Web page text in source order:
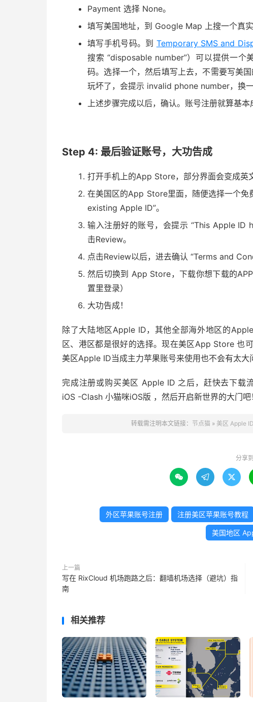
Payment 选择 None。
填写美国地址，到 Google Map 上搜一个真实
填写手机号码。到 Temporary SMS and
搜索 “disposable number”）可以提供一个
码。选择一个，然后填写上去，不需要写美
玩坏了，会提示 invalid phone number，换一
上述步骤完成以后，确认。账号注册就算基本
Step 4: 最后验证账号，大功告成
打开手机上的App Store，部分界面会变成英
在美国区的App Store里面，随便选择一个
existing Apple ID”。
输入注册好的账号，会提示 “This Apple
击Review。
点击Review以后，进去确认 “Terms and
然后切换到 App Store，下载你想下载的
置里登录）
大功告成！
除了大陆地区Apple ID，其他全部海外地区的
区、港区都是很好的选择。现在美区App Store 也
美区Apple ID当成主力苹果账号来使用也不会有太大
完成注册或购买美区 Apple ID 之后，赶快去下
iOS -Clash 小猫咪iOS版 ，然后开启新世界的大门吧
转载需注明本文链接： 节点猫 » 美区 Apple
分享到
  
外区苹果账号注册 注册美区苹果账号教程
美国地区
上一篇
写在 RixCloud 机场跑路之后：翻墙机场选择（避坑）指
南
相关推荐